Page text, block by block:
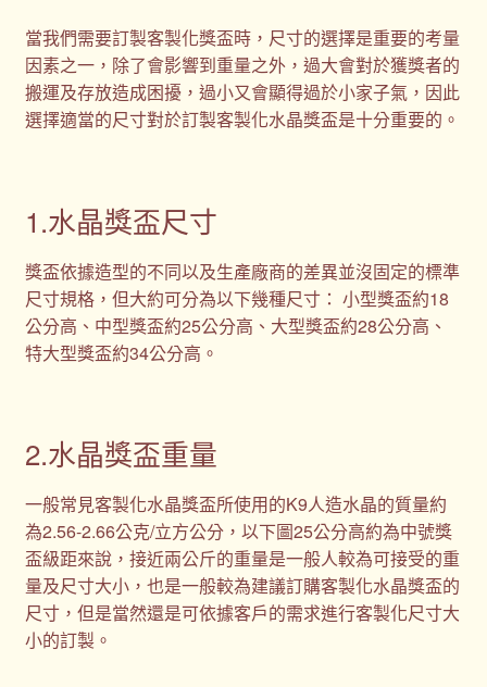
當我們需要訂製客製化獎盃時，尺寸的選擇是重要的考量
因素之一，除了會影響到重量之外，過大會對於獲獎者的
搬運及存放造成困擾，過小又會顯得過於小家子氣，因此
選擇適當的尺寸對於訂製客製化水晶獎盃是十分重要的。
1.水晶獎盃尺寸
獎盃依據造型的不同以及生產廠商的差異並沒固定的標準
尺寸規格，但大約可分為以下幾種尺寸： 小型獎盃約18
公分高、中型獎盃約25公分高、大型獎盃約28公分高、
特大型獎盃約34公分高。
2.水晶獎盃重量
一般常見客製化水晶獎盃所使用的K9人造水晶的質量約
為2.56-2.66公克/立方公分，以下圖25公分高約為中號獎
盃級距來說，接近兩公斤的重量是一般人較為可接受的重
量及尺寸大小，也是一般較為建議訂購客製化水晶獎盃的
尺寸，但是當然還是可依據客戶的需求進行客製化尺寸大
小的訂製。